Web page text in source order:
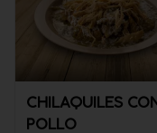
CHILAQUILES CON
POLLO